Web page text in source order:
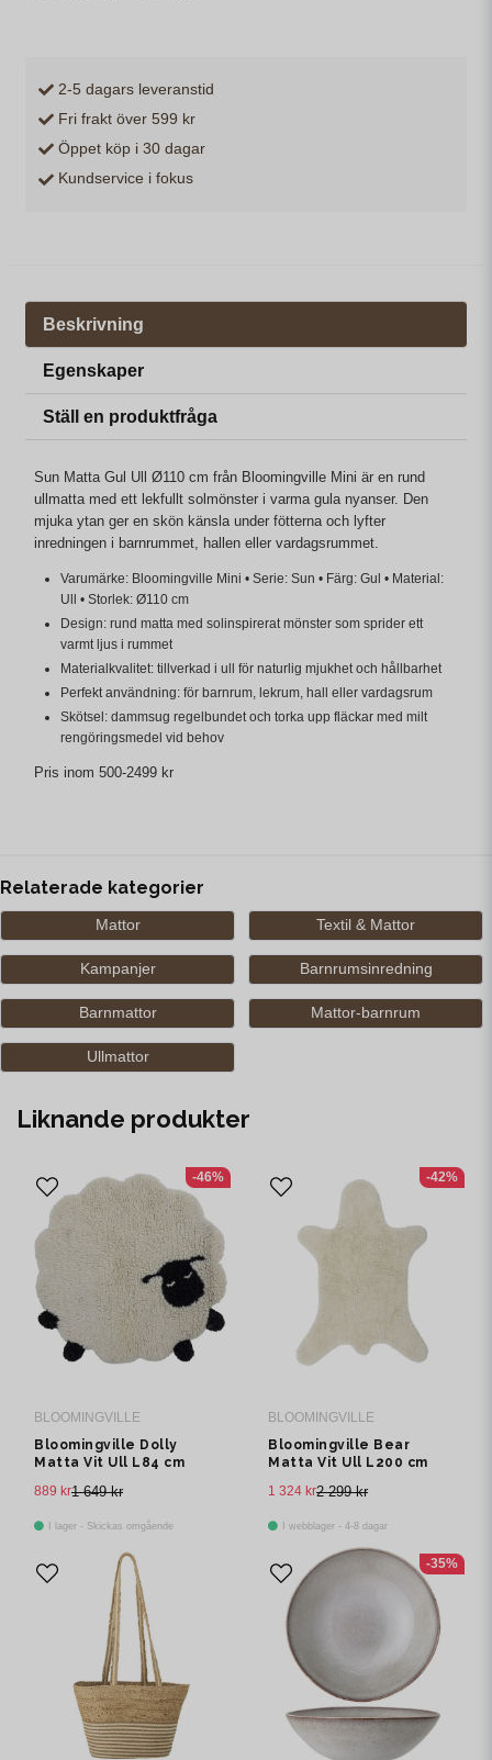
2-5 dagars leveranstid
Fri frakt över 599 kr
Öppet köp i 30 dagar
Kundservice i fokus
Beskrivning
Egenskaper
Ställ en produktfråga
Sun Matta Gul Ull Ø110 cm från Bloomingville Mini är en rund
ullmatta med ett lekfullt solmönster i varma gula nyanser. Den
mjuka ytan ger en skön känsla under fötterna och lyfter
inredningen i barnrummet, hallen eller vardagsrummet.
Varumärke: Bloomingville Mini • Serie: Sun • Färg: Gul • Material:
Ull • Storlek: Ø110 cm
Design: rund matta med solinspirerat mönster som sprider ett
varmt ljus i rummet
Materialkvalitet: tillverkad i ull för naturlig mjukhet och hållbarhet
Perfekt användning: för barnrum, lekrum, hall eller vardagsrum
Skötsel: dammsug regelbundet och torka upp fläckar med milt
rengöringsmedel vid behov
Pris inom 500-2499 kr
Relaterade kategorier
Mattor Textil & Mattor
Kampanjer Barnrumsinredning
Barnmattor Mattor-barnrum
Ullmattor
Liknande produkter
BLOOMINGVILLE
Bloomingville Dolly
Matta Vit Ull L84 cm
1 649 kr
889 kr
I lager - Skickas omgående
-46%
BLOOMINGVILLE
Bloomingville Bear
Matta Vit Ull L200 cm
2 299 kr
1 324 kr
I webblager - 4-8 dagar
-42%
-35%